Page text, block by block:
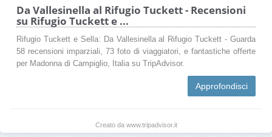
Da Vallesinella al Rifugio Tuckett - Recensioni
su Rifugio Tuckett e ...
Rifugio Tuckett e Sella: Da Vallesinella al Rifugio Tuckett - Guarda
58 recensioni imparziali, 73 foto di viaggiatori, e fantastiche offerte
per Madonna di Campiglio, Italia su TripAdvisor.
Approfondisci
Creato da www.tripadvisor.it